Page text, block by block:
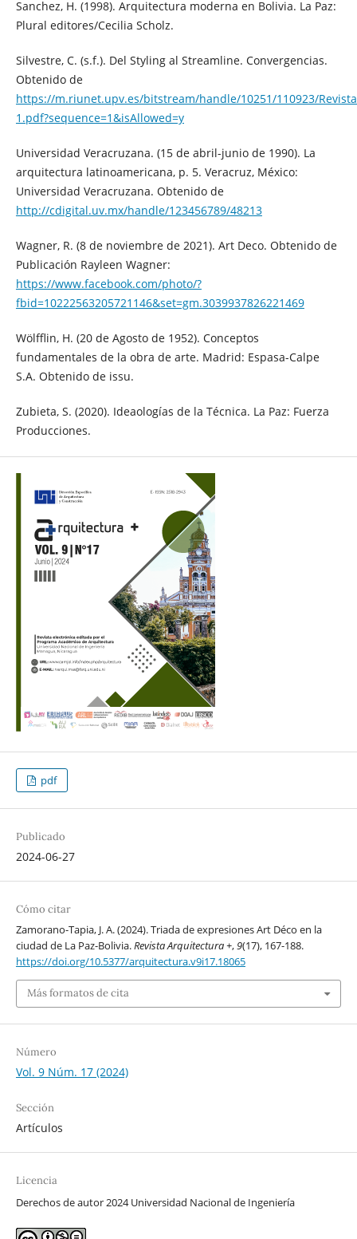
Sanchez, H. (1998). Arquitectura moderna en Bolivia. La Paz:
Plural editores/Cecilia Scholz.
Silvestre, C. (s.f.). Del Styling al Streamline. Convergencias.
Obtenido de
https://m.riunet.upv.es/bitstream/handle/10251/110923/
1.pdf?sequence=1&isAllowed=y
Universidad Veracruzana. (15 de abril-junio de 1990). La
arquitectura latinoamericana, p. 5. Veracruz, México:
Universidad Veracruzana. Obtenido de
http://cdigital.uv.mx/handle/123456789/48213
Wagner, R. (8 de noviembre de 2021). Art Deco. Obtenido de
Publicación Rayleen Wagner:
https://www.facebook.com/photo/?
fbid=10222563205721146&set=gm.3039937826221469
Wölfflin, H. (20 de Agosto de 1952). Conceptos
fundamentales de la obra de arte. Madrid: Espasa-Calpe
S.A. Obtenido de issu.
Zubieta, S. (2020). Ideaologías de la Técnica. La Paz: Fuerza
Producciones.
pdf
Publicado
2024-06-27
Cómo citar
Zamorano-Tapia, J. A. (2024). Triada de expresiones Art Déco en la
ciudad de La Paz-Bolivia.Revista Arquitectura +,9(17), 167-188.
https://doi.org/10.5377/arquitectura.v9i17.18065
Más formatos de cita
Número
Vol. 9 Núm. 17 (2024)
Sección
Artículos
Licencia
Derechos de autor 2024 Universidad Nacional de Ingeniería